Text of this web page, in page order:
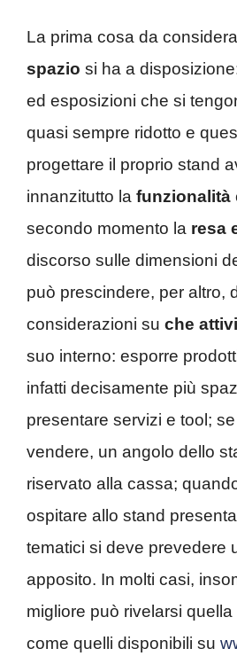
La prima cosa da
spazio si ha a
ed esposizioni che si
quasi sempre ridotto e
progettare il proprio stand
innanzitutto la funzionalità
secondo momento la resa
discorso sulle dimensioni
può prescindere, per altro,
considerazioni su che
suo interno: esporre
infatti decisamente più
presentare servizi e tool;
vendere, un angolo dello
riservato alla cassa;
ospitare allo stand
tematici si deve prevedere
apposito. In molti casi,
migliore può rivelarsi
come quelli disponibili su